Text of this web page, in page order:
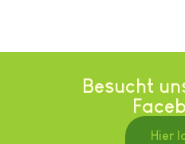
Besucht
Hier